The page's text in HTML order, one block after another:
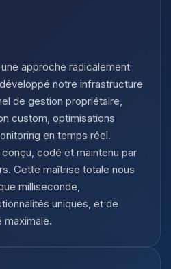
approche radicalement
notre infrastructure
de gestion propriétaire,
custom, optimisations
en temps réel.
codé et maintenu par
Cette maîtrise totale nous
milliseconde,
uniques, et de
maximale.